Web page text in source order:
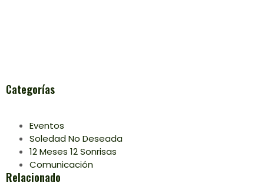
Categorías
Eventos
Soledad No Deseada
12 Meses 12 Sonrisas
Comunicación
Relacionado